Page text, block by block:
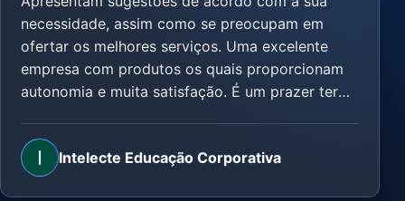
necessidade, assim como se preocupam em
ofertar os melhores serviços. Uma excelente
empresa com produtos os quais proporcionam
autonomia e muita satisfação. É um prazer ter
Intelecte Educação Corporativa